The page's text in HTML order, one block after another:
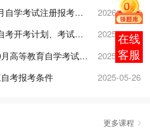
黑龙江省2026年4月自学考试注册报考相关工作的通知
2026-02-02
黑龙江2026年4月自考开考计划、考试大纲和教材目录的通知
2025-12-29
关于我省2025年10月高等教育自学考试注册报考相关工作的通知
2025-08-19
考报考条件
2025-05-26
考报名流程
2025-05-26
更多课程
报考
咨询